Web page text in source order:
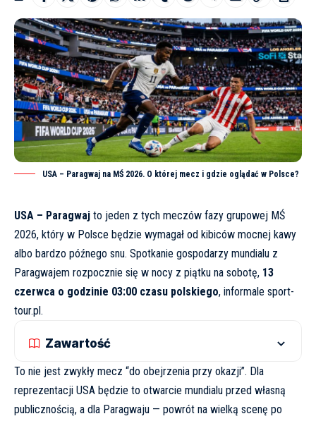
USA – Paragwaj na MŚ 2026. O której mecz i gdzie oglądać w Polsce?
USA – Paragwaj to jeden z tych meczów fazy grupowej MŚ
2026, który w Polsce będzie wymagał od kibiców mocnej kawy
albo bardzo późnego snu. Spotkanie gospodarzy mundialu z
Paragwajem rozpocznie się w nocy z piątku na sobotę, 13
czerwca o godzinie 03:00 czasu polskiego, informale sport-
tour.pl.
Zawartość
To nie jest zwykły mecz “do obejrzenia przy okazji”. Dla
reprezentacji USA będzie to otwarcie mundialu przed własną
publicznością, a dla Paragwaju — powrót na wielką scenę po